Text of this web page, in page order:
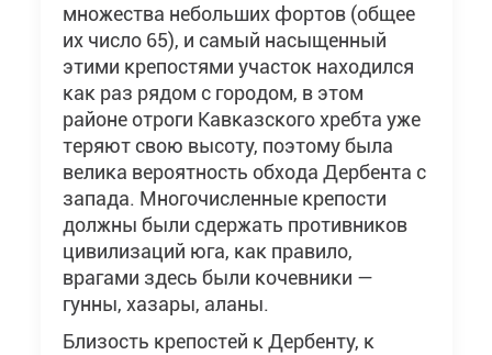
множества небольших фортов (общее
их число 65), и самый насыщенный
этими крепостями участок находился
как раз рядом с городом, в этом
районе отроги Кавказского хребта уже
теряют свою высоту, поэтому была
велика вероятность обхода Дербента с
запада. Многочисленные крепости
должны были сдержать противников
цивилизаций юга, как правило,
врагами здесь были кочевники —
гунны, хазары, аланы.
Близость крепостей к Дербенту, к